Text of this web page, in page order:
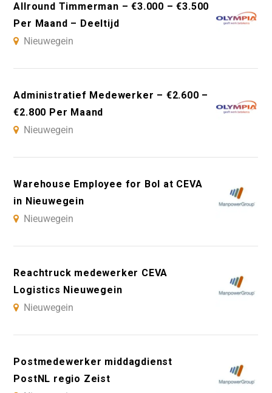
Allround Timmerman – €3.000 – €3.500
Per Maand – Deeltijd
Nieuwegein
Administratief Medewerker – €2.600 –
€2.800 Per Maand
Nieuwegein
Warehouse Employee for Bol at CEVA
in Nieuwegein
Nieuwegein
Reachtruck medewerker CEVA
Logistics Nieuwegein
Nieuwegein
Postmedewerker middagdienst
PostNL regio Zeist